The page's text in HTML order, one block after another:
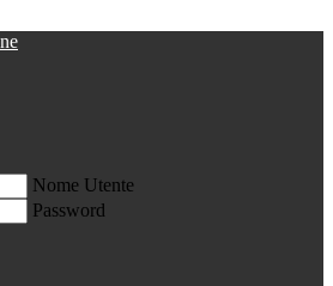
Nome Utente
Password